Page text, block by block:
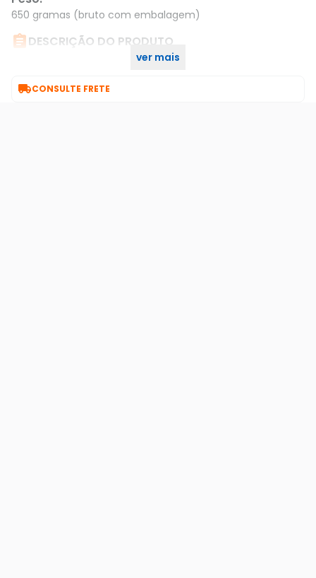
650 gramas (bruto com embalagem)
DESCRIÇÃO DO PRODUTO
ver mais
CONSULTE FRETE